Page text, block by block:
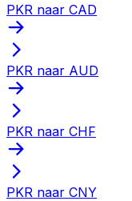
PKR naar CAD
PKR naar AUD
PKR naar CHF
PKR naar CNY